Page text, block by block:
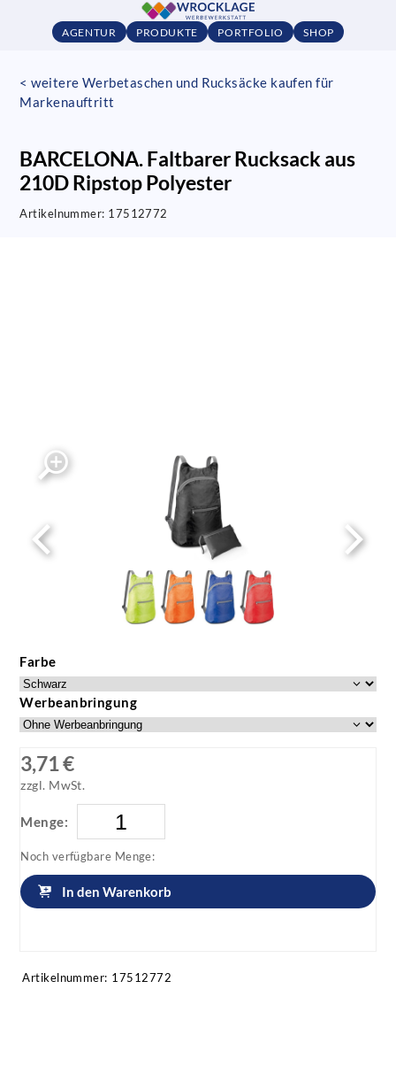
AGENTUR PRODUKTE PORTFOLIO SHOP
< weitere Werbetaschen und Rucksäcke kaufen für
Markenauftritt
BARCELONA. Faltbarer Rucksack aus
210D Ripstop Polyester
Artikelnummer: 17512772
Farbe
Werbeanbringung
3,71 €
zzgl. MwSt.
Menge:
Noch verfügbare Menge:
In den Warenkorb
Artikelnummer: 17512772